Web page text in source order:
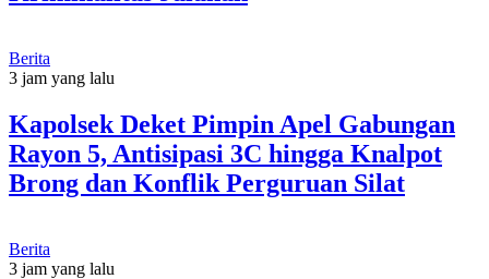
Berita
3 jam yang lalu
Kapolsek Deket Pimpin Apel Gabungan
Rayon 5, Antisipasi 3C hingga Knalpot
Brong dan Konflik Perguruan Silat
Berita
3 jam yang lalu